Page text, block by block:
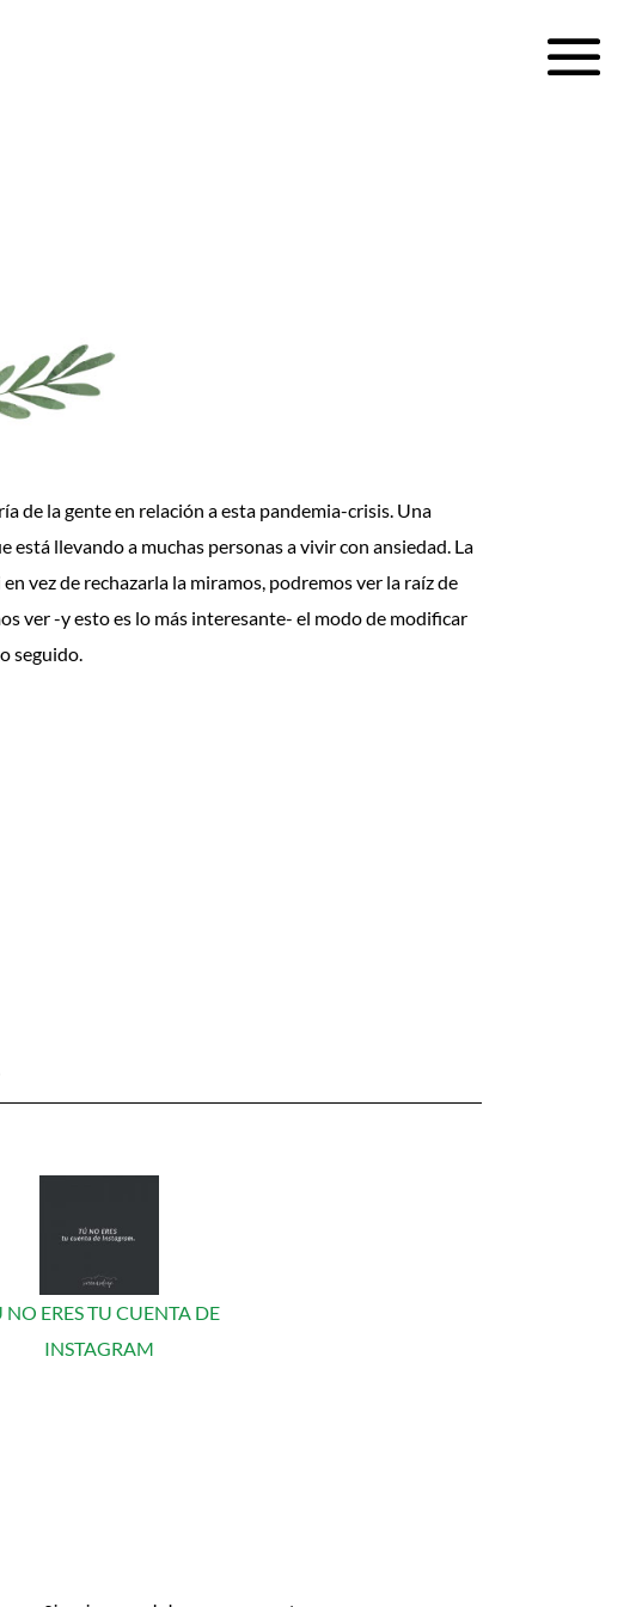
de la gente en relación a esta pandemia-crisis. Una
llevando a muchas personas a vivir con ansiedad. La
vez de rechazarla la miramos, podremos ver la raíz de
ver -y esto es lo más interesante- el modo de modificar
seguido.
NO ERES TU CUENTA DE
INSTAGRAM